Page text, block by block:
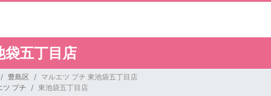
袋五丁目店
豊島区
マルエツ プチ 東池袋五丁目店
ツ プチ 東池袋五丁目店